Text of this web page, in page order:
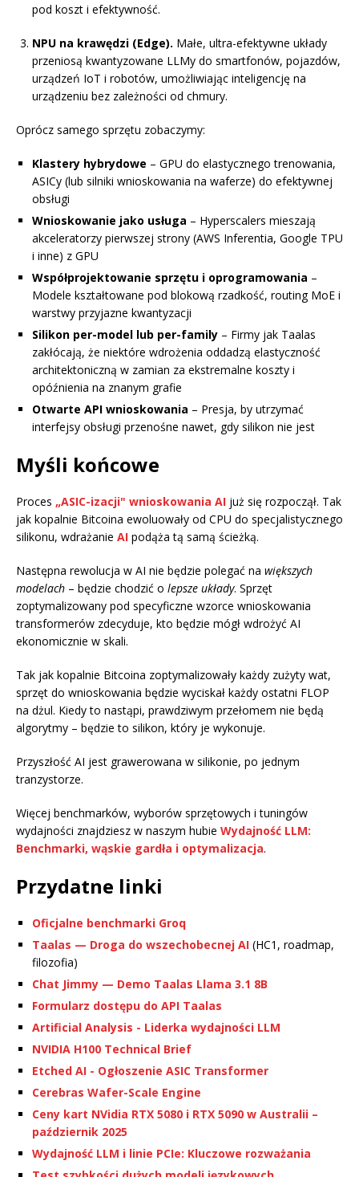
pod koszt i efektywność.
NPU na krawędzi (Edge). Małe, ultra-efektywne układy
przeniosą kwantyzowane LLMy do smartfonów, pojazdów,
urządzeń IoT i robotów, umożliwiając inteligencję na
urządzeniu bez zależności od chmury.
Oprócz samego sprzętu zobaczymy:
Klastery hybrydowe – GPU do elastycznego trenowania,
ASICy (lub silniki wnioskowania na waferze) do efektywnej
obsługi
Wnioskowanie jako usługa – Hyperscalers mieszają
akceleratorzy pierwszej strony (AWS Inferentia, Google TPU
i inne) z GPU
Współprojektowanie sprzętu i oprogramowania –
Modele kształtowane pod blokową rzadkość, routing MoE i
warstwy przyjazne kwantyzacji
Silikon per-model lub per-family – Firmy jak Taalas
zakłócają, że niektóre wdrożenia oddadzą elastyczność
architektoniczną w zamian za ekstremalne koszty i
opóźnienia na znanym grafie
Otwarte API wnioskowania – Presja, by utrzymać
interfejsy obsługi przenośne nawet, gdy silikon nie jest
Myśli końcowe
Proces „ASIC-izacji" wnioskowania AI już się rozpoczął. Tak
jak kopalnie Bitcoina ewoluowały od CPU do specjalistycznego
silikonu, wdrażanie AI podąża tą samą ścieżką.
Następna rewolucja w AI nie będzie polegać na większych
modelach – będzie chodzić o lepsze układy. Sprzęt
zoptymalizowany pod specyficzne wzorce wnioskowania
transformerów zdecyduje, kto będzie mógł wdrożyć AI
ekonomicznie w skali.
Tak jak kopalnie Bitcoina zoptymalizowały każdy zużyty wat,
sprzęt do wnioskowania będzie wyciskał każdy ostatni FLOP
na dżul. Kiedy to nastąpi, prawdziwym przełomem nie będą
algorytmy – będzie to silikon, który je wykonuje.
Przyszłość AI jest grawerowana w silikonie, po jednym
tranzystorze.
Więcej benchmarków, wyborów sprzętowych i tuningów
wydajności znajdziesz w naszym hubie Wydajność LLM:
Benchmarki, wąskie gardła i optymalizacja.
Przydatne linki
Oficjalne benchmarki Groq
Taalas — Droga do wszechobecnej AI (HC1, roadmap,
filozofia)
Chat Jimmy — Demo Taalas Llama 3.1 8B
Formularz dostępu do API Taalas
Artificial Analysis - Liderka wydajności LLM
NVIDIA H100 Technical Brief
Etched AI - Ogłoszenie ASIC Transformer
Cerebras Wafer-Scale Engine
Ceny kart NVidia RTX 5080 i RTX 5090 w Australii –
październik 2025
Wydajność LLM i linie PCIe: Kluczowe rozważania